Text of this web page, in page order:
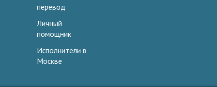
перевод
Личный
помощник
Исполнители в
Москве